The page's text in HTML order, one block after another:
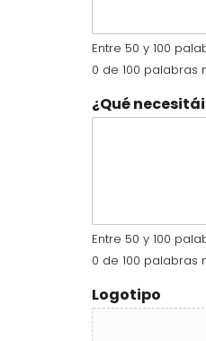
Entre 50 y 100
0 de 100 palabras
¿Qué
Entre 50 y 100
0 de 100 palabras
Logotipo